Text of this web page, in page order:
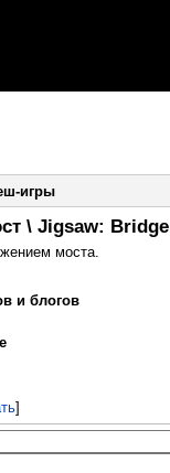
игры
\ Jigsaw: Bridge
моста.
и блогов
]